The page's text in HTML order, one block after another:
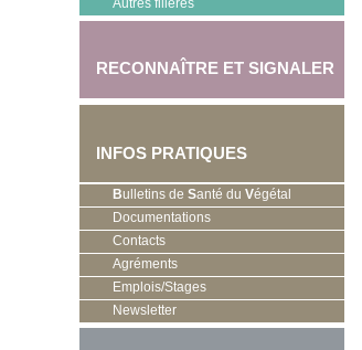
Autres filières
RECONNAÎTRE ET SIGNALER
INFOS PRATIQUES
Bulletins de Santé du Végétal
Documentations
Contacts
Agréments
Emplois/Stages
Newsletter